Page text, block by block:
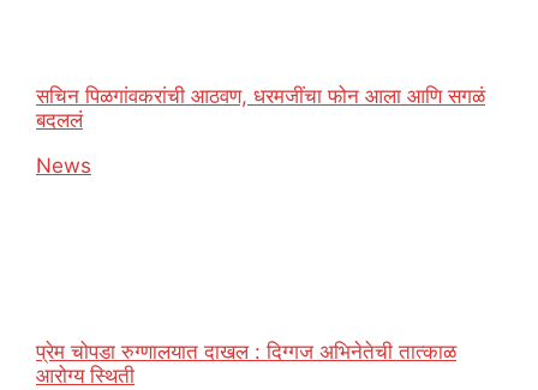
सचिन पिळगांवकरांची आठवण, धरमजींचा फोन आला आणि सगळं
बदललं
In relation to
News
प्रेम चोपडा रुग्णालयात दाखल : दिग्गज अभिनेतेची तात्काळ
आरोग्य स्थिती